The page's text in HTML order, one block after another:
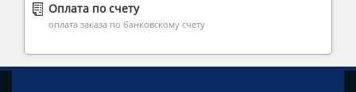
Оплата по счету
оплата заказа по банковскому счету